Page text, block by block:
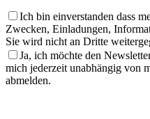
Ich bin einverstanden dass
Zwecken, Einladungen,
Sie wird nicht an Dritte
Ja, ich möchte den
mich jederzeit unabhängig von
abmelden.